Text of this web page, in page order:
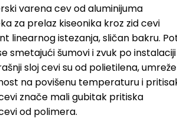
varena cev od aluminijuma
za prelaz kiseonika kroz zid cevi
linearnog istezanja, sličan bakru.
smetajući šumovi i zvuk po instalaciji
sloj cevi su od polietilena,
na povišenu temperaturu i
znače mali gubitak pritiska
od polimera.